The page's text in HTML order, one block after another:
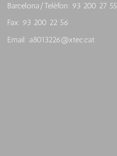
Barcelona/Telèfon: 93 200 27 55
Fax: 93 200 22 56
Email: a8013226@xtec.cat